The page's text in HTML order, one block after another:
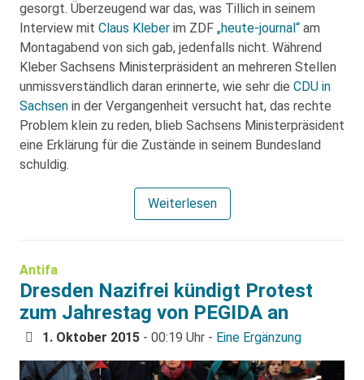
gesorgt. Überzeugend war das, was Tillich in seinem
Interview mit Claus Kleber im ZDF „heute-journal“ am
Montagabend von sich gab, jedenfalls nicht. Während
Kleber Sachsens Ministerpräsident an mehreren Stellen
unmissverständlich daran erinnerte, wie sehr die CDU in
Sachsen in der Vergangenheit versucht hat, das rechte
Problem klein zu reden, blieb Sachsens Ministerpräsident
eine Erklärung für die Zustände in seinem Bundesland
schuldig.
Weiterlesen
Antifa
Dresden Nazifrei kündigt Protest
zum Jahrestag von PEGIDA an
1. Oktober 2015 - 00:19 Uhr - Eine Ergänzung